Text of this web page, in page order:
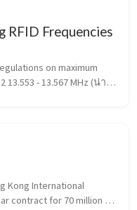
RFID Frequencies
on maximum
- 13.567 MHz (น่าจะ
Kong International
contract for 70 million